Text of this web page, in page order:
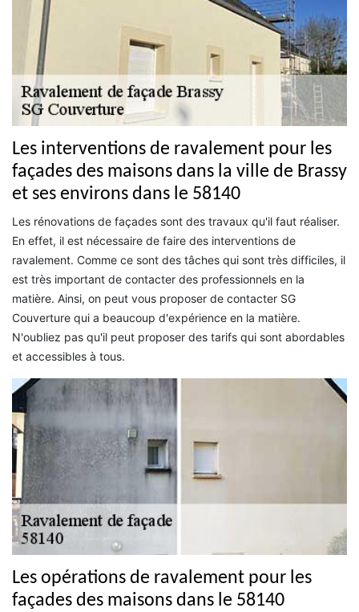
Les interventions de ravalement pour les
façades des maisons dans la ville de Brassy
et ses environs dans le 58140
Les rénovations de façades sont des travaux qu'il faut réaliser.
En effet, il est nécessaire de faire des interventions de
ravalement. Comme ce sont des tâches qui sont très difficiles, il
est très important de contacter des professionnels en la
matière. Ainsi, on peut vous proposer de contacter SG
Couverture qui a beaucoup d'expérience en la matière.
N'oubliez pas qu'il peut proposer des tarifs qui sont abordables
et accessibles à tous.
Les opérations de ravalement pour les
façades des maisons dans le 58140